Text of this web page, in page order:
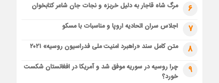
6 مرگ شاه قاجار به دلیل خربزه و نجات جان شاعر کتابخوان
7 اجلاس سران اتحادیه اروپا و مناسبات با مسکو
8 متن کامل سند «راهبرد امنیت ملی فدراسیون روسیه» ۲۰۲۱
9
چرا روسیه در سوریه موفق شد و آمریکا در افغانستان شکست
خورد؟